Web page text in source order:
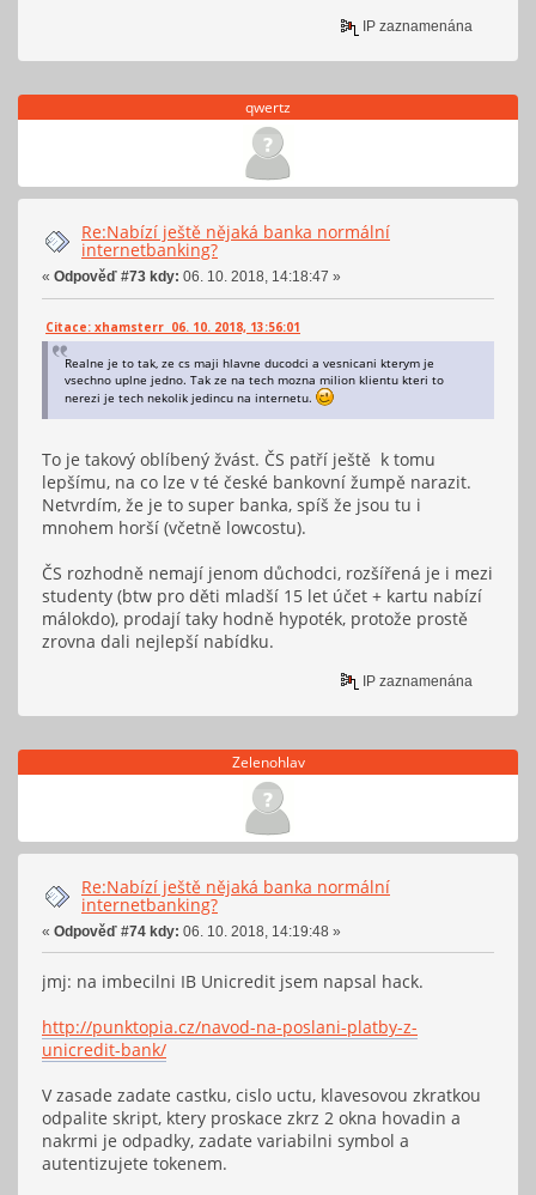
IP zaznamenána
qwertz
Re:Nabízí ještě nějaká banka normální
internetbanking?
« Odpověď #73 kdy: 06. 10. 2018, 14:18:47 »
Citace: xhamsterr 06. 10. 2018, 13:56:01
Realne je to tak, ze cs maji hlavne ducodci a vesnicani kterym je
vsechno uplne jedno. Tak ze na tech mozna milion klientu kteri to
nerezi je tech nekolik jedincu na internetu.
To je takový oblíbený žvást. ČS patří ještě k tomu
lepšímu, na co lze v té české bankovní žumpě narazit.
Netvrdím, že je to super banka, spíš že jsou tu i
mnohem horší (včetně lowcostu).
ČS rozhodně nemají jenom důchodci, rozšířená je i mezi
studenty (btw pro děti mladší 15 let účet + kartu nabízí
málokdo), prodají taky hodně hypoték, protože prostě
zrovna dali nejlepší nabídku.
IP zaznamenána
Zelenohlav
Re:Nabízí ještě nějaká banka normální
internetbanking?
« Odpověď #74 kdy: 06. 10. 2018, 14:19:48 »
jmj: na imbecilni IB Unicredit jsem napsal hack.
http://punktopia.cz/navod-na-poslani-platby-z-
unicredit-bank/
V zasade zadate castku, cislo uctu, klavesovou zkratkou
odpalite skript, ktery proskace zkrz 2 okna hovadin a
nakrmi je odpadky, zadate variabilni symbol a
autentizujete tokenem.